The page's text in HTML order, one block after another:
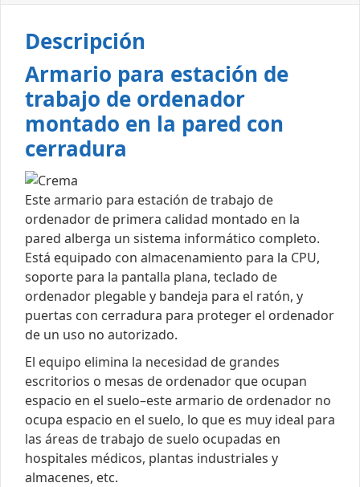
Descripción
Armario para estación de
trabajo de ordenador
montado en la pared con
cerradura
Este armario para estación de trabajo de
ordenador de primera calidad montado en la
pared alberga un sistema informático completo.
Está equipado con almacenamiento para la CPU,
soporte para la pantalla plana, teclado de
ordenador plegable y bandeja para el ratón, y
puertas con cerradura para proteger el ordenador
de un uso no autorizado.
El equipo elimina la necesidad de grandes
escritorios o mesas de ordenador que ocupan
espacio en el suelo–este armario de ordenador no
ocupa espacio en el suelo, lo que es muy ideal para
las áreas de trabajo de suelo ocupadas en
hospitales médicos, plantas industriales y
almacenes, etc.